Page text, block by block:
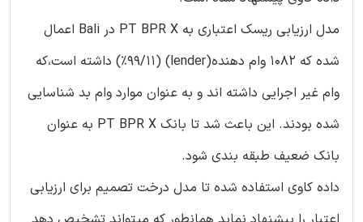
مدل ارزیابی ریسک اعتباری به PT BPR X در Bali اعمال
شده که 1082 وام دهنده(lender) (%99/11) داشته است،که
وام غیر اجرایی داشته اند و به عنوان موارد وام بد شناسایی
شده بودند. این باعث شد تا بانک PT BPR X به عنوان
بانک ضعیف طبقه بندی شود.
داده کاوی استفاده شده تا مدل درخت تصمیم برای ارزیابی